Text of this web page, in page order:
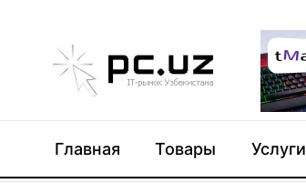
Главная Товары Услуги